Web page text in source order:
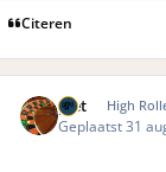
Citeren
piet High
Geplaatst 31